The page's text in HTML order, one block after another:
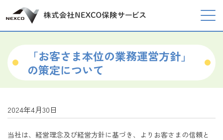
「お客さま本位の業務運営方針」
の策定について
2024年4月30日
当社は、経営理念及び経営方針に基づき、よりお客さまの信頼と